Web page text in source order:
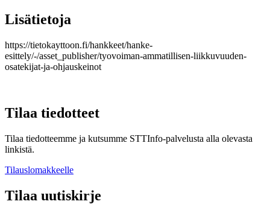
Lisätietoja
https://tietokayttoon.fi/hankkeet/hanke-
esittely/-/asset_publisher/tyovoiman-ammatillisen-liikkuvuuden-
osatekijat-ja-ohjauskeinot
Tilaa tiedotteet
Tilaa tiedotteemme ja kutsumme STTInfo-palvelusta alla olevasta
linkistä.
Tilauslomakkeelle
Tilaa uutiskirje